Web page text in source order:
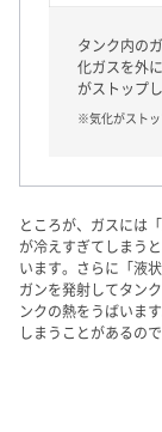
タンク内の
化ガスを外
がストップし
※気化がストッ
ところが、ガスには
が冷えすぎてしまう
います。さらに「液
ガンを発射してタン
ンクの熱をうばいま
しまうことがあるので